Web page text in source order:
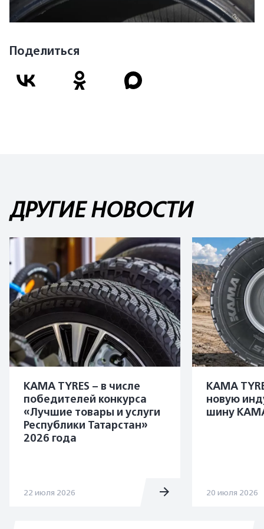
Поделиться
ДРУГИЕ НОВОСТИ
KAMA TYRES – в числе
победителей конкурса
«Лучшие товары и услуги
Республики Татарстан»
2026 года
22 июля 2026
KAMA
новую
шину
20 июля 2026